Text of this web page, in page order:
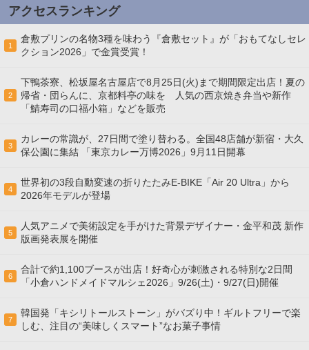
アクセスランキング
1
倉敷プリンの名物3種を味わう『倉敷セット』が「おもてなしセレ
クション2026」で金賞受賞！
2
下鴨茶寮、松坂屋名古屋店で8月25日(火)まで期間限定出店！夏の
帰省・団らんに、京都料亭の味を 人気の西京焼き弁当や新作
「鯖寿司の口福小箱」などを販売
3
カレーの常識が、27日間で塗り替わる。全国48店舗が新宿・大久
保公園に集結 「東京カレー万博2026」9月11日開幕
4
世界初の3段自動変速の折りたたみE-BIKE「Air 20 Ultra」から
2026年モデルが登場
5
人気アニメで美術設定を手がけた背景デザイナー・金平和茂 新作
版画発表展を開催
6
合計で約1,100ブースが出店！好奇心が刺激される特別な2日間
「小倉ハンドメイドマルシェ2026」9/26(土)・9/27(日)開催
7
韓国発「キシリトールストーン」がバズり中！ギルトフリーで楽
しむ、注目の“美味しくスマート”なお菓子事情